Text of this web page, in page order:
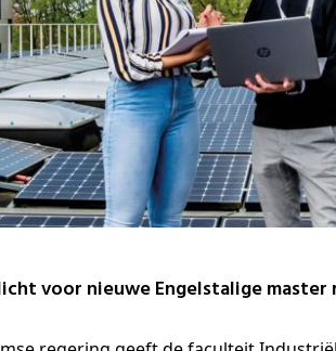
licht voor nieuwe Engelstalige